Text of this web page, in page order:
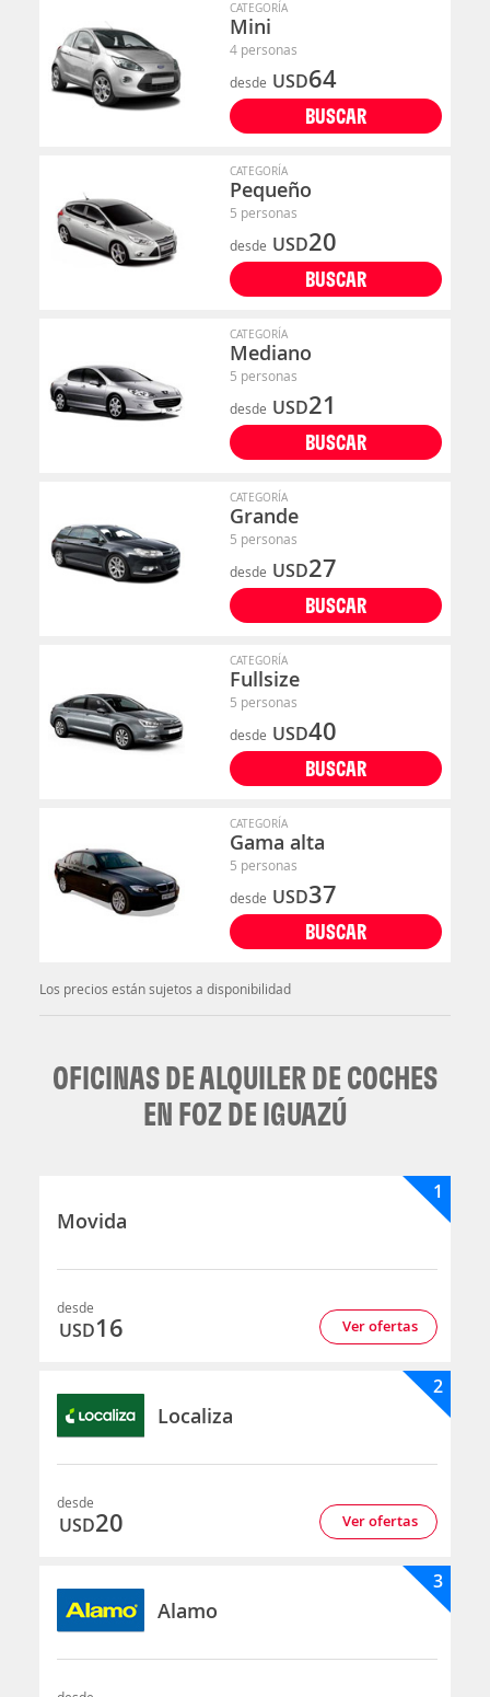
CATEGORÍA
Mini
4 personas
desde USD64
BUSCAR
CATEGORÍA
Pequeño
5 personas
desde USD20
BUSCAR
CATEGORÍA
Mediano
5 personas
desde USD21
BUSCAR
CATEGORÍA
Grande
5 personas
desde USD27
BUSCAR
CATEGORÍA
Fullsize
5 personas
desde USD40
BUSCAR
CATEGORÍA
Gama alta
5 personas
desde USD37
BUSCAR
Los precios están sujetos a disponibilidad
OFICINAS DE ALQUILER DE COCHES
EN FOZ DE IGUAZÚ
Movida
1
desde
USD16 Ver ofertas
Localiza
2
desde
USD20 Ver ofertas
Alamo
3